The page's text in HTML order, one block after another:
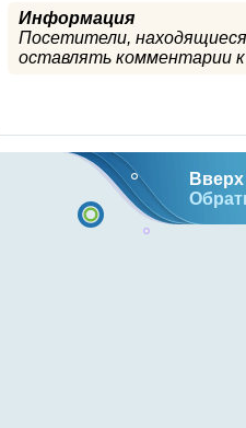
Информация
Посетители,
оставлять комментарии к
Вверх